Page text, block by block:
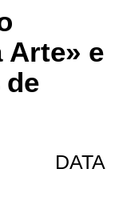
Arte» e
DATA